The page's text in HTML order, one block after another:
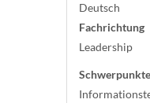
Deutsch
Fachrichtung
Leadership
Schwerpunkte